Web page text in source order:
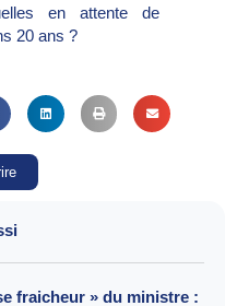
en attente de
20 ans ?
fraicheur » du ministre :